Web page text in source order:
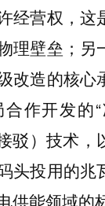
经营权，这
理壁垒；另
改造的核心
作开发的“
驳）技术，
头投用的兆
供能领域的